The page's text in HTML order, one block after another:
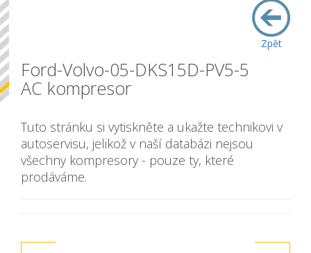
Zpět
Ford-Volvo-05-DKS15D-PV5-5
AC kompresor
Tuto stránku si vytiskněte a ukažte technikovi v
autoservisu, jelikož v naší databázi nejsou
všechny kompresory - pouze ty, které
prodáváme.